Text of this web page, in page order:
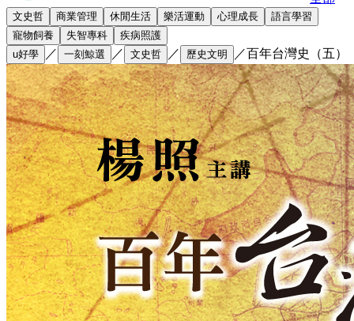
文史哲 商業管理 休閒生活 樂活運動 心理成長
語言學習
寵物飼養
失智專科
疾病照護
u好學
／ 一刻鯨選 ／ 文史哲 ／ 歷史文明 ／百年台灣史（五）